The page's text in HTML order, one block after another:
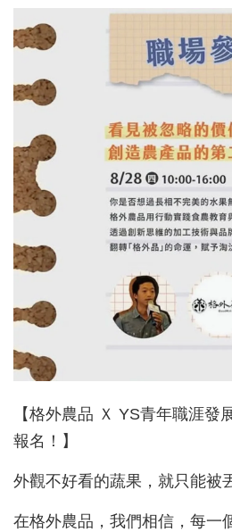
【格外農品 Ｘ YS青年職涯發
報名！】
外觀不好看的蔬果，就只能被
在格外農品，我們相信，每一